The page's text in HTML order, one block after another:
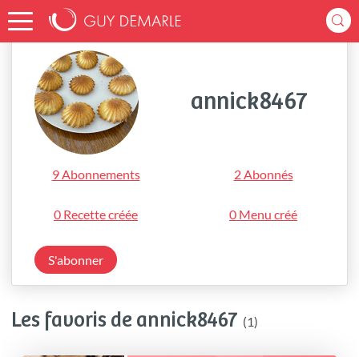
Accueil annick8467
annick8467
9 Abonnements 2 Abonnés
0 Recette créée 0 Menu créé
S'abonner
Les favoris de annick8467 (1)